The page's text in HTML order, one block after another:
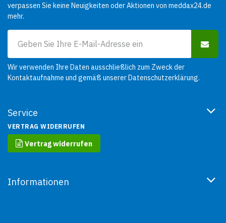
Service
VERTRAG WIDERRUFEN
Vertrag widerrufen
Informationen
verpassen Sie keine Neuigkeiten oder Aktionen von meddax24.de
mehr.
Wir verwenden Ihre Daten ausschließlich zum Zweck der
Kontaktaufnahme und gemäß unsererDatenschutzerklärung.